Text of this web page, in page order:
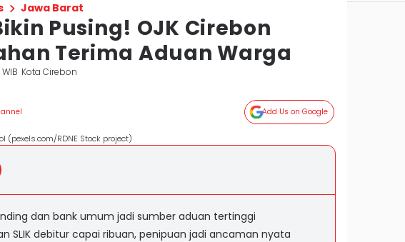
Jawa Barat
Pusing! OJK Cirebon
Terima Aduan Warga
Kota Cirebon
Add Us on Google
RDNE Stock project)
dan bank umum jadi sumber aduan tertinggi
SLIK debitur capai ribuan, penipuan jadi ancaman nyata